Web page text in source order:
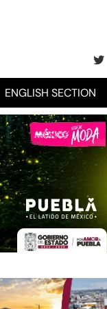
ENGLISH SECTION